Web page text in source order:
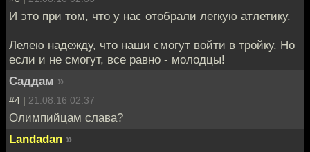
И это при том, что у нас отобрали легкую атлетику.
Лелею надежду, что наши смогут войти в тройку. Но
если и не смогут, все равно - молодцы!
Саддам »
#4 | 21.08.16 02:37
Олимпийцам слава?
Landadan »